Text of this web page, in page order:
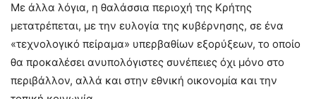
Με άλλα λόγια, η θαλάσσια περιοχή της Κρήτης
μετατρέπεται, με την ευλογία της κυβέρνησης, σε ένα
«τεχνολογικό πείραμα» υπερβαθίων εξορύξεων, το οποίο
θα προκαλέσει ανυπολόγιστες συνέπειες όχι μόνο στο
περιβάλλον, αλλά και στην εθνική οικονομία και την